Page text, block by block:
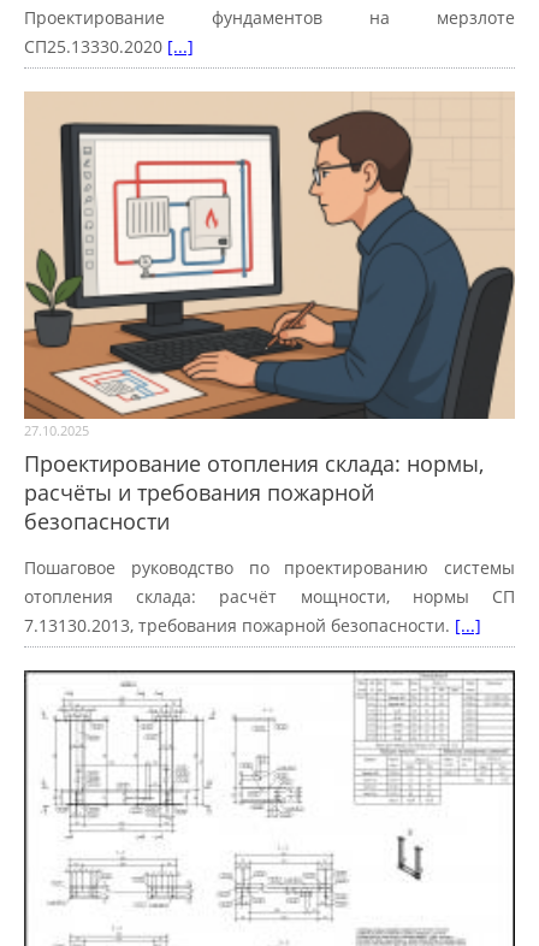
Проектирование фундаментов на мерзлоте
СП25.13330.2020 [...]
27.10.2025
Проектирование отопления склада: нормы,
расчёты и требования пожарной
безопасности
Пошаговое руководство по проектированию системы
отопления склада: расчёт мощности, нормы СП
7.13130.2013, требования пожарной безопасности. [...]